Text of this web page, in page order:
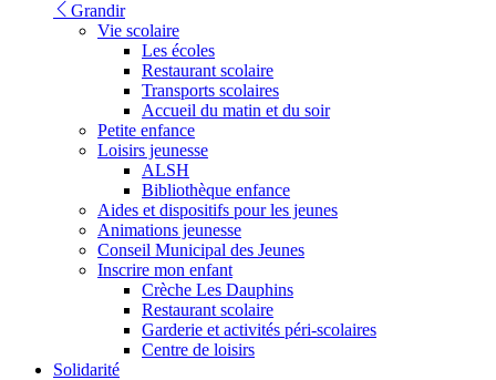
Grandir
Vie scolaire
Les écoles
Restaurant scolaire
Transports scolaires
Accueil du matin et du soir
Petite enfance
Loisirs jeunesse
ALSH
Bibliothèque enfance
Aides et dispositifs pour les jeunes
Animations jeunesse
Conseil Municipal des Jeunes
Inscrire mon enfant
Crèche Les Dauphins
Restaurant scolaire
Garderie et activités péri-scolaires
Centre de loisirs
Solidarité